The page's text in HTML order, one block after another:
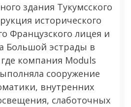
здания Тукумсcкого
исторического
Французского лицея и
Большой эстрады в
компания Moduls
сооружение
внутренних
слаботочных